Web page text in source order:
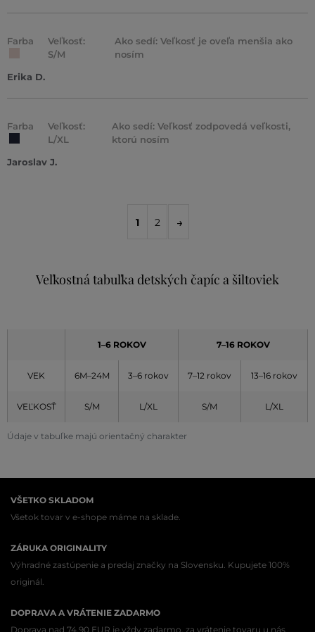
Farba
Veľkosť:
S/M
Ako sedí: Veľkosť je oveľa menšia ako
nosím
Erika D.
Farba
Veľkosť:
L/XL
Ako sedí: Veľkosť zodpovedá veľkosti,
ktorú nosím
Jaroslav J.
1 2
Veľkostná tabuľka detských čapíc a šiltoviek
Údaje v tabuľke majú orientačný charakter
1–6 ROKOV 7–16 ROKOV
VEK 6M–24M 3–6 rokov 7–12 rokov 13–16 rokov
VEĽKOSŤ S/M L/XL S/M L/XL
VŠETKO SKLADOM
Všetok tovar v e-shope máme na sklade.
ZÁRUKA ORIGINALITY
Výhradné zastúpenie a predaj značky na Slovensku. Kupujete 100%
originál.
DOPRAVA A VRÁTENIE ZADARMO
Doprava nad 74,90 EUR je vždy zadarmo, za vrátenie tovaru u nás